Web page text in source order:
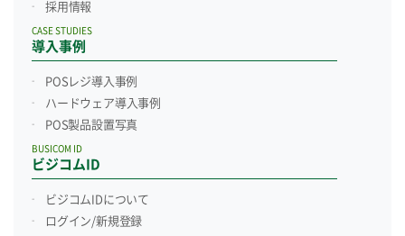
採用情報
導入事例
CASE STUDIES
POSレジ導入事例
ハードウェア導入事例
POS製品設置写真
ビジコムID
BUSICOM ID
ビジコムIDについて
ログイン/新規登録